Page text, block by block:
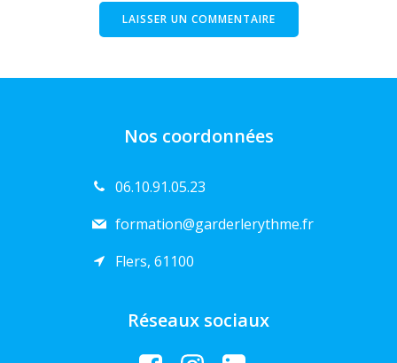
Nos coordonnées
06.10.91.05.23
formation@garderlerythme.fr
Flers, 61100
Réseaux sociaux